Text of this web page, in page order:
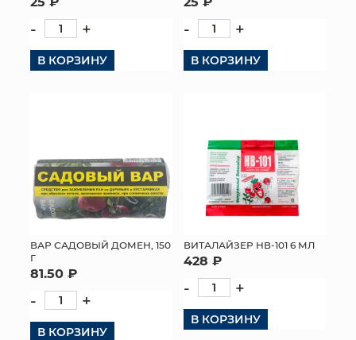
- +
В КОРЗИНУ
- +
В КОРЗИНУ
ВАР САДОВЫЙ ДОМЕН, 150
Г
81.50 ₽
- +
В КОРЗИНУ
ВИТАЛАЙЗЕР НВ-101 6 МЛ
428 ₽
- +
В КОРЗИНУ